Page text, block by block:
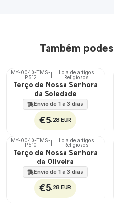
Também
🇵🇹
100%
MY-0040-TMS-
P512
Loja de artigos
Religiosos
Terço de Nossa Senhora
da Soledade
Envio de 1 a 3 dias
€5,28 EUR
🇵🇹
100%
MY-0040-TMS-
P510
Loja de artigos
Religiosos
Terço de Nossa Senhora
da Oliveira
Envio de 1 a 3 dias
€5,28 EUR